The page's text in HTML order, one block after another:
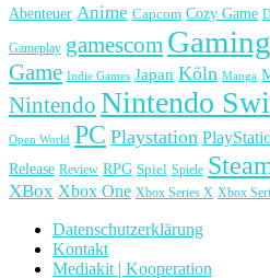
Abenteuer Anime Capcom Cozy Game
Gameplay gamescom Gaming
Game Indie Games Japan Köln Manga
Nintendo Nintendo
Open World PC Playstation
Release Review RPG Spiel Spiele
XBox Xbox One Xbox Series X Xbox
Datenschutzerklärung
Kontakt
Mediakit | Kooperation